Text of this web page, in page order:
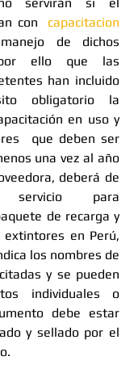
con capacitacion
de dichos
ello que las
han incluido
obligatorio la
en uso y
una vez al año
deberá de
para
de recarga y
en Perú,
los nombres de
y se pueden
individuales o
debe estar
y sellado por el